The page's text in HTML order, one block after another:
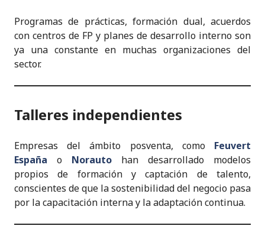
Programas de prácticas, formación dual, acuerdos
con centros de FP y planes de desarrollo interno son
ya una constante en muchas organizaciones del
sector.
Talleres independientes
Empresas del ámbito posventa, como Feuvert
España o Norauto han desarrollado modelos
propios de formación y captación de talento,
conscientes de que la sostenibilidad del negocio pasa
por la capacitación interna y la adaptación continua.